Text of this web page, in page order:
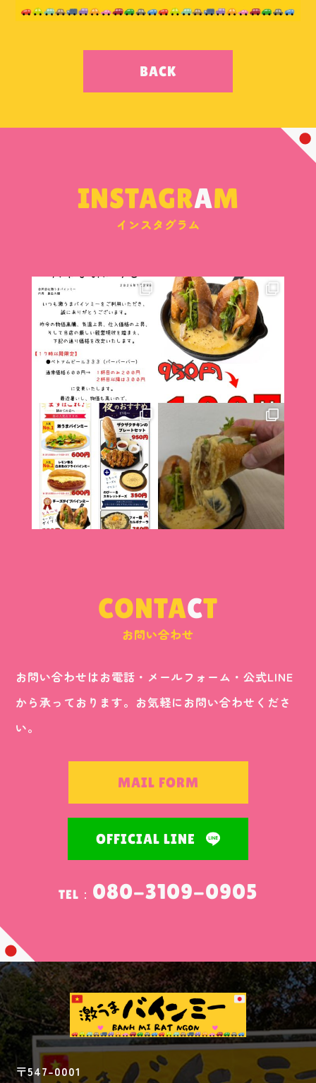
BACK
INSTAGRAM
インスタグラム
CONTACT
お問い合わせ
お問い合わせはお電話・メールフォーム・公式LINE
から承っております。お気軽にお問い合わせくださ
い。
MAIL FORM
OFFICIAL LINE
TEL： 080-3109-0905
〒547-0001